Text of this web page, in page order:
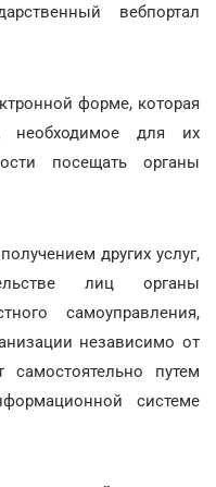
вебпортал
форме, которая
необходимое для их
посещать органы
других услуг,
лиц органы
самоуправления,
независимо от
путем
системе